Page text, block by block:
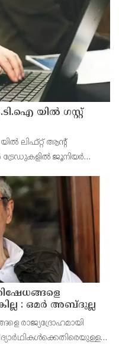
രാജ്യസഭയിൽ
യില്‍ ഗസ്റ്റ്
ലിഫ്റ്റ് ആന്റ്
ട്രേഡുകളില്‍ ജൂനിയര്‍
: ഒമർ അബ്ദുല്ല
രാജ്യദ്രോഹമായി